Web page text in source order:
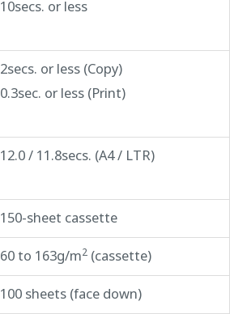
10secs. or less
2secs. or less (Copy)
0.3sec. or less (Print)
12.0 / 11.8secs. (A4 / LTR)
150-sheet cassette
60 to 163g/m2 (cassette)
100 sheets (face down)